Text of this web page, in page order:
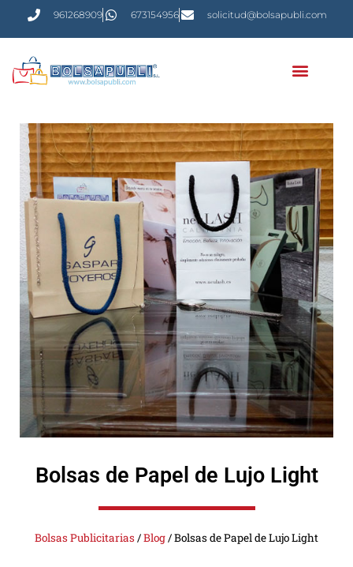
961268909 673154956 solicitud@bolsapubli.com
Bolsas de Papel de Lujo Light
Bolsas Publicitarias /Blog/Bolsas de Papel de Lujo Light